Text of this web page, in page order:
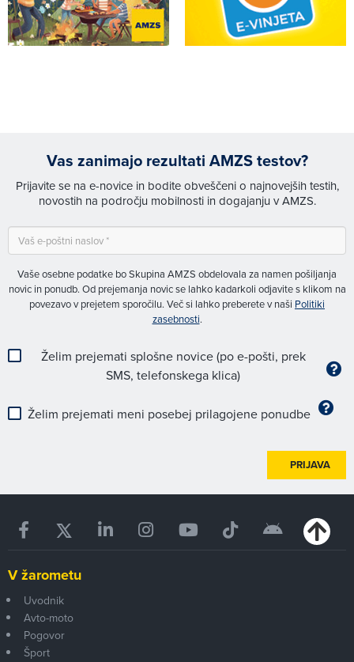
Vas zanimajo rezultati AMZS testov?
Prijavite se na e-novice in bodite obveščeni o najnovejših testih,
novostih na področju mobilnosti in dogajanju v AMZS.
Vaše osebne podatke bo Skupina AMZS obdelovala za namen pošiljanja
novic in ponudb. Od prejemanja novic se lahko kadarkoli odjavite s klikom na
povezavo v prejetem sporočilu. Več si lahko preberete v naši Politiki
zasebnosti.
Želim prejemati splošne novice (po e-pošti, prek
SMS, telefonskega klica)
Želim prejemati meni posebej prilagojene ponudbe
PRIJAVA
V žarometu
Uvodnik
Avto-moto
Pogovor
Šport